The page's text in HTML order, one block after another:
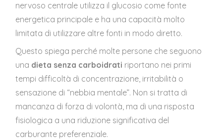
nervoso centrale utilizza il glucosio come fonte
energetica principale e ha una capacità molto
limitata di utilizzare altre fonti in modo diretto.
Questo spiega perché molte persone che seguono
una dieta senza carboidrati riportano nei primi
tempi difficoltà di concentrazione, irritabilità o
sensazione di “nebbia mentale”. Non si tratta di
mancanza di forza di volontà, ma di una risposta
fisiologica a una riduzione significativa del
carburante preferenziale.